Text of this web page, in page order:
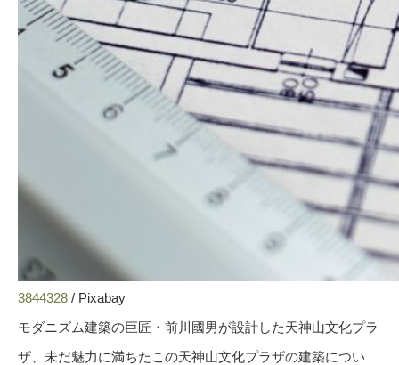
3844328 / Pixabay
モダニズム建築の巨匠・前川國男が設計した天神山文化プラ
ザ、未だ魅力に満ちたこの天神山文化プラザの建築につい